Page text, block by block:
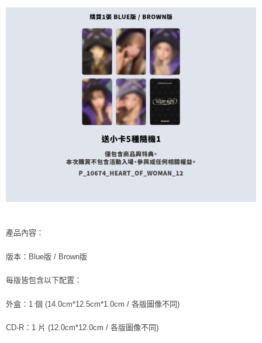
產品內容：
版本：Blue版 / Brown版
每版皆包含以下配置：
外盒：1 個 (14.0cm*12.5cm*1.0cm / 各版圖像不同)
CD-R：1 片 (12.0cm*12.0cm / 各版圖像不同)